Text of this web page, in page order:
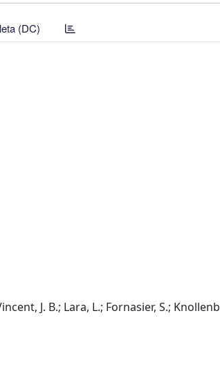
(DC)
J. B.; Lara, L.; Fornasier, S.;